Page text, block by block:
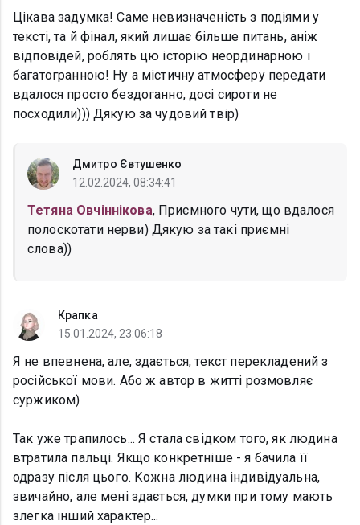
Цікава задумка! Саме невизначеність з подіями у
тексті, та й фінал, який лишає більше питань, аніж
відповідей, роблять цю історію неординарною і
багатогранною! Ну а містичну атмосферу передати
вдалося просто бездоганно, досі сироти не
посходили))) Дякую за чудовий твір)
Дмитро Євтушенко
12.02.2024, 08:34:41
Тетяна Овчіннікова, Приємного чути, що вдалося
полоскотати нерви) Дякую за такі приємні
слова))
Крапка
15.01.2024, 23:06:18
Я не впевнена, але, здається, текст перекладений з
російської мови. Або ж автор в житті розмовляє
суржиком)
Так уже трапилось... Я стала свідком того, як людина
втратила пальці. Якщо конкретніше - я бачила її
одразу після цього. Кожна людина індивідуальна,
звичайно, але мені здається, думки при тому мають
злегка інший характер...